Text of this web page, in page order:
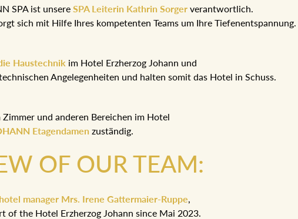
SPA ist unsere SPA Leiterin Kathrin Sorger verantwortlich.
sich mit Hilfe Ihres kompetenten Teams um Ihre Tiefenentspannung.
Haustechnik im Hotel Erzherzog Johann und
Angelegenheiten und halten somit das Hotel in Schuss.
und anderen Bereichen im Hotel
Etagendamen zuständig.
OF OUR TEAM:
manager Mrs. Irene Gattermaier-Ruppe,
of the Hotel Erzherzog Johann since Mai 2023.